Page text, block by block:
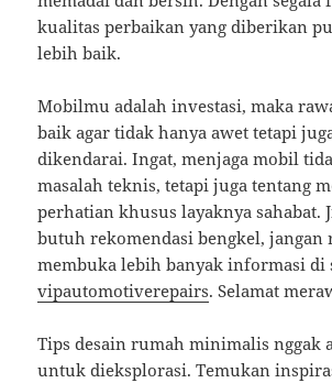
kualitas perbaikan yang diberikan
lebih baik.
Mobilmu adalah investasi, maka
baik agar tidak hanya awet tetapi
dikendarai. Ingat, menjaga mobil
masalah teknis, tetapi juga tentang
perhatian khusus layaknya sahabat.
butuh rekomendasi bengkel, jangan
membuka lebih banyak informasi di
vipautomotiverepairs. Selamat
Tips desain rumah minimalis nggak
untuk dieksplorasi. Temukan